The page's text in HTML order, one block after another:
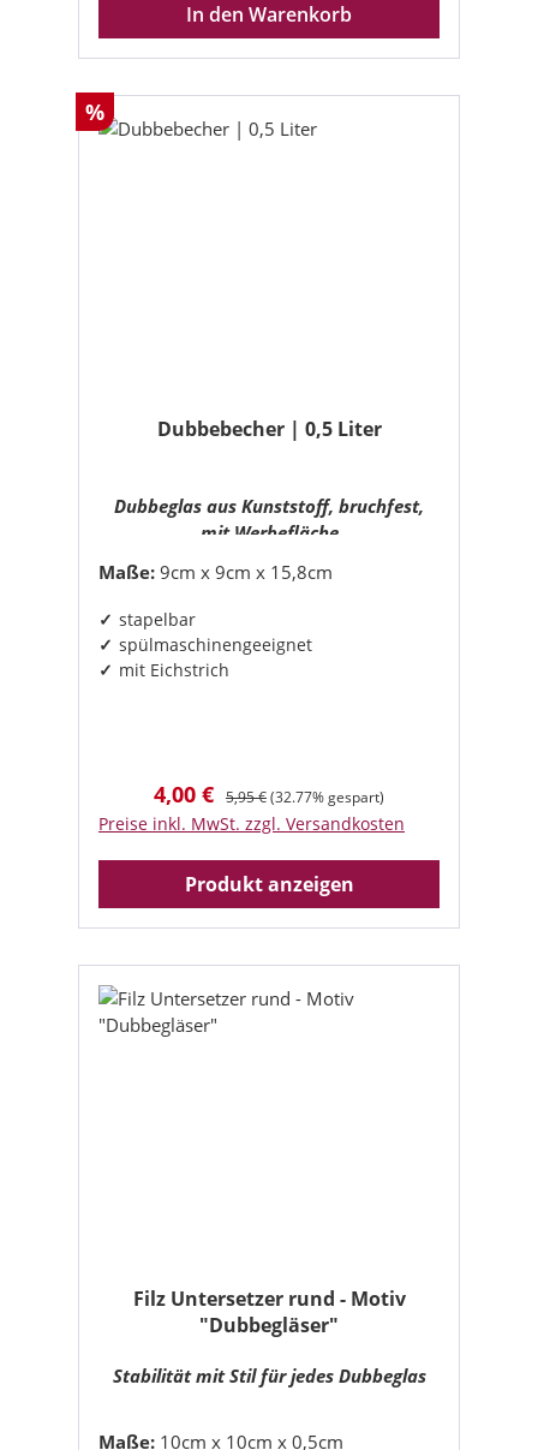
In den Warenkorb
Rabatt
%
Dubbebecher | 0,5 Liter
Dubbeglas aus Kunststoff, bruchfest,
mit Werbefläche
Maße:
9cm x 9cm x 15,8cm
stapelbar
spülmaschinengeeignet
mit Eichstrich
Verkaufspreis:
4,00 € Regulärer Preis:
5,95 €(32.77% gespart)
Preise inkl. MwSt. zzgl. Versandkosten
Produkt anzeigen
Filz Untersetzer rund - Motiv
"Dubbegläser"
Stabilität mit Stil für jedes Dubbeglas
Maße: 10cm x 10cm x 0,5cm